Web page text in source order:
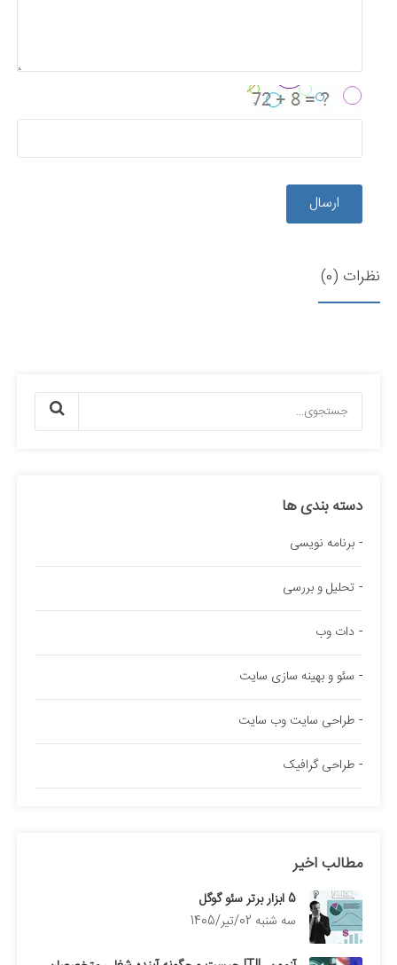
ارسال
نظرات (0)
دسته بندی ها
برنامه نویسی
تحلیل و بررسی
دات وب
سئو و بهینه سازی سایت
طراحی سایت وب سایت
طراحی گرافیک
مطالب اخیر
5 ابزار برتر سئو گوگل
سه شنبه 02/تیر/1405